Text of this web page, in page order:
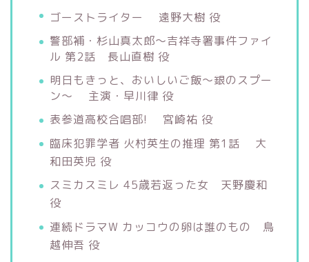
ゴーストライター 遠野大樹 役
警部補・杉山真太郎〜吉祥寺署事件ファイ
ル 第2話 長山直樹 役
明日もきっと、おいしいご飯〜銀のスプー
ン〜 主演・早川律 役
表参道高校合唱部! 宮崎祐 役
臨床犯罪学者 火村英生の推理 第1話 大
和田英児 役
スミカスミレ 45歳若返った女 天野慶和
役
連続ドラマW カッコウの卵は誰のもの 鳥
越伸吾 役